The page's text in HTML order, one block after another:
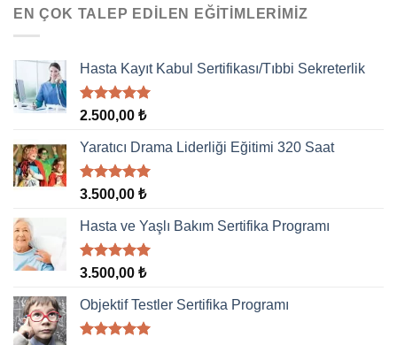
EN ÇOK TALEP EDILEN EĞITIMLERIMIZ
Hasta Kayıt Kabul Sertifikası/Tıbbi Sekreterlik
5 üzerinden
aldı
2.500,00 ₺
Yaratıcı Drama Liderliği Eğitimi 320 Saat
5 üzerinden
aldı
3.500,00 ₺
Hasta ve Yaşlı Bakım Sertifika Programı
5 üzerinden
aldı
3.500,00 ₺
Objektif Testler Sertifika Programı